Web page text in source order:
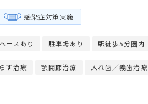
感染症対策実施
ースあり 駐車場あり 駅徒歩5分圏内
ず治療 顎関節治療 入れ歯／義歯治療